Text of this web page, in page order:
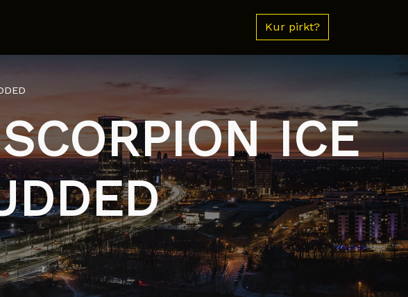
Kur pirkt?
ICE